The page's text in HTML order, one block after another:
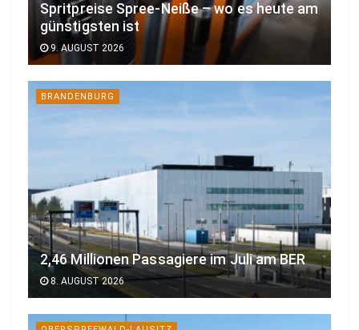
Spritpreise Spree-Neiße – wo es heute am
günstigsten ist
9. AUGUST 2026
BRANDENBURG
2,46 Millionen Passagiere im Juli am BER
8. AUGUST 2026